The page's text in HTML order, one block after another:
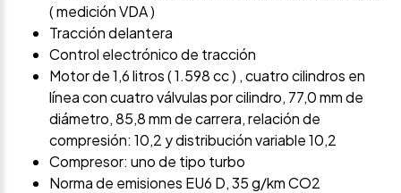
( medición VDA )
Tracción delantera
Control electrónico de tracción
Motor de 1,6 litros ( 1.598 cc ) , cuatro cilindros en
línea con cuatro válvulas por cilindro, 77,0 mm de
diámetro, 85,8 mm de carrera, relación de
compresión: 10,2 y distribución variable 10,2
Compresor: uno de tipo turbo
Norma de emisiones EU6 D, 35 g/km CO2